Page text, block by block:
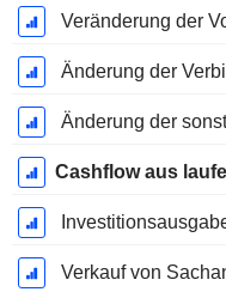
Veränderung der
Cashflow aus
Verkauf von